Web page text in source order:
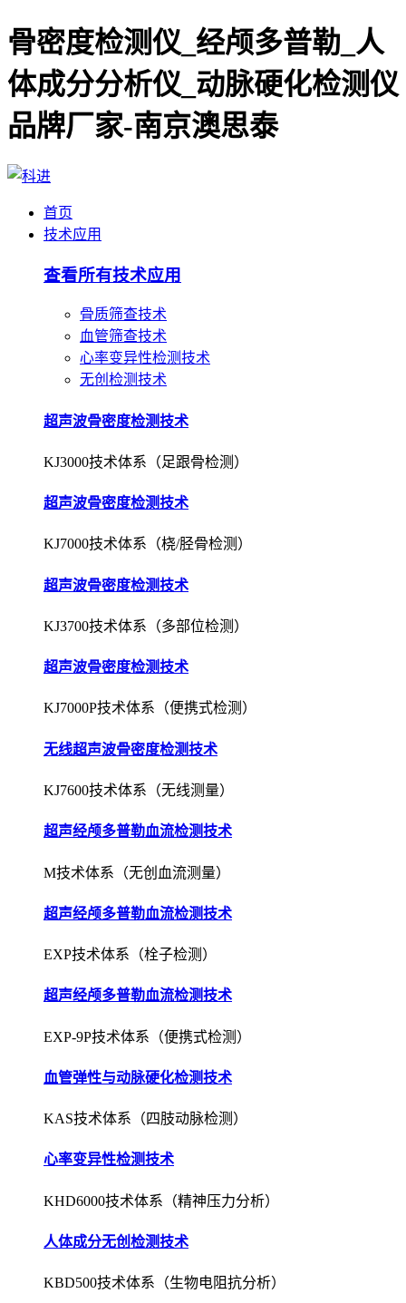
骨密度检测仪_经颅多普勒_人
体成分分析仪_动脉硬化检测仪
品牌厂家-南京澳思泰
首页
技术应用
查看所有技术应用
骨质筛查技术
血管筛查技术
心率变异性检测技术
无创检测技术
超声波骨密度检测技术
KJ3000技术体系（足跟骨检测）
超声波骨密度检测技术
KJ7000技术体系（桡/胫骨检测）
超声波骨密度检测技术
KJ3700技术体系（多部位检测）
超声波骨密度检测技术
KJ7000P技术体系（便携式检测）
无线超声波骨密度检测技术
KJ7600技术体系（无线测量）
超声经颅多普勒血流检测技术
M技术体系（无创血流测量）
超声经颅多普勒血流检测技术
EXP技术体系（栓子检测）
超声经颅多普勒血流检测技术
EXP-9P技术体系（便携式检测）
血管弹性与动脉硬化检测技术
KAS技术体系（四肢动脉检测）
心率变异性检测技术
KHD6000技术体系（精神压力分析）
人体成分无创检测技术
KBD500技术体系（生物电阻抗分析）